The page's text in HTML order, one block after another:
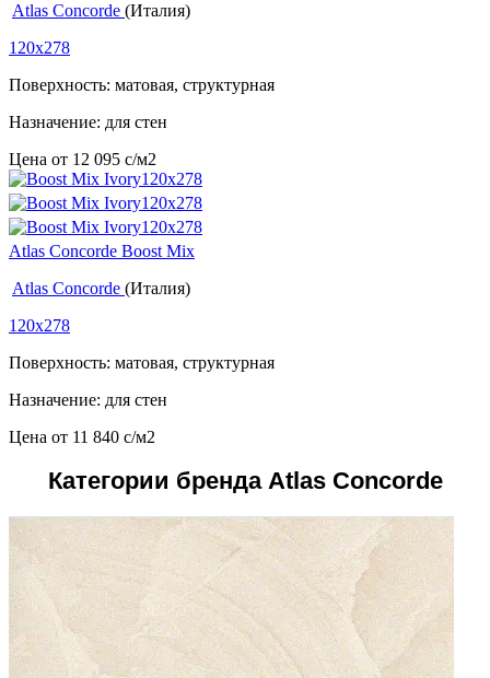
Atlas Concorde (Италия)
120x278
Поверхность: матовая, структурная
Назначение: для стен
Цена от 12 095 c/м2
Atlas Concorde Boost Mix
Atlas Concorde (Италия)
120x278
Поверхность: матовая, структурная
Назначение: для стен
Цена от 11 840 c/м2
Категории бренда Atlas Concorde